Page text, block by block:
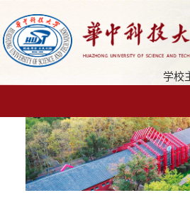
学校